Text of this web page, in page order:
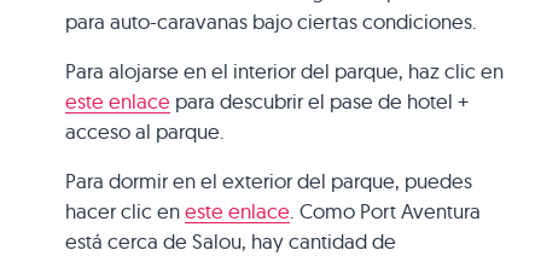
para auto-caravanas bajo ciertas condiciones.
Para alojarse en el interior del parque, haz clic en
este enlace para descubrir el pase de hotel +
acceso al parque.
Para dormir en el exterior del parque, puedes
hacer clic eneste enlace. Como Port Aventura
está cerca de Salou, hay cantidad de